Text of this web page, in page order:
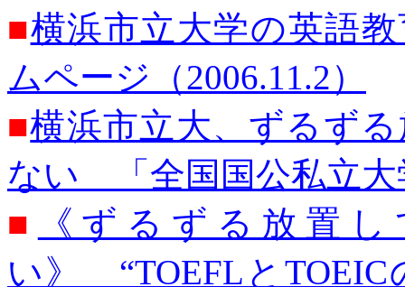
■横浜市立大学の英語
ムページ（2006.11.2）
■横浜市立大、ずるず
ない 「全国国公私立大
■
《ずるずる放置
い》 “TOEFLと